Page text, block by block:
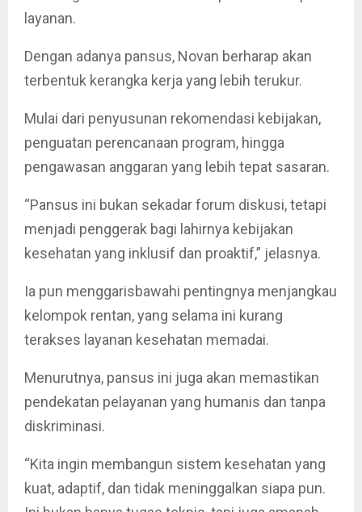
layanan.
Dengan adanya pansus, Novan berharap akan
terbentuk kerangka kerja yang lebih terukur.
Mulai dari penyusunan rekomendasi kebijakan,
penguatan perencanaan program, hingga
pengawasan anggaran yang lebih tepat sasaran.
“Pansus ini bukan sekadar forum diskusi, tetapi
menjadi penggerak bagi lahirnya kebijakan
kesehatan yang inklusif dan proaktif,” jelasnya.
Ia pun menggarisbawahi pentingnya menjangkau
kelompok rentan, yang selama ini kurang
terakses layanan kesehatan memadai.
Menurutnya, pansus ini juga akan memastikan
pendekatan pelayanan yang humanis dan tanpa
diskriminasi.
“Kita ingin membangun sistem kesehatan yang
kuat, adaptif, dan tidak meninggalkan siapa pun.